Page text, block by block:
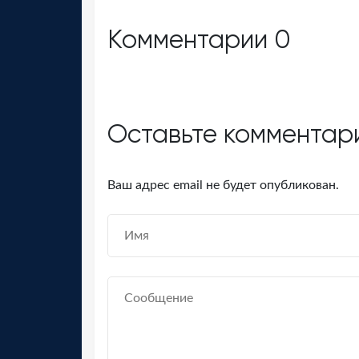
Комментарии 0
Оставьте
Ваш адрес email не будет опубликован.